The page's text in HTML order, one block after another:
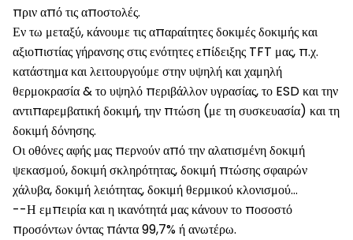
πριν από τις αποστολές.
Εν τω μεταξύ, κάνουμε τις απαραίτητες δοκιμές δοκιμής και
αξιοπιστίας γήρανσης στις ενότητες επίδειξης TFT μας, π.χ.
κατάστημα και λειτουργούμε στην υψηλή και χαμηλή
θερμοκρασία & το υψηλό περιβάλλον υγρασίας, το ESD και την
αντιπαρεμβατική δοκιμή, την πτώση (με τη συσκευασία) και τη
δοκιμή δόνησης.
Οι οθόνες αφής μας περνούν από την αλατισμένη δοκιμή
ψεκασμού, δοκιμή σκληρότητας, δοκιμή πτώσης σφαιρών
χάλυβα, δοκιμή λειότητας, δοκιμή θερμικού κλονισμού…
--Η εμπειρία και η ικανότητά μας κάνουν το ποσοστό
προσόντων όντας πάντα 99,7% ή ανωτέρω.